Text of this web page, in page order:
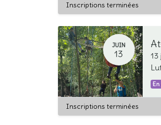
Inscriptions terminées
JUIN
13 13
Inscriptions terminées